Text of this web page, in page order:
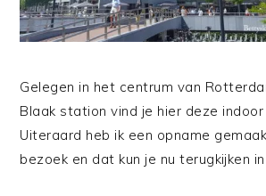
Gelegen in het centrum van
Blaak station vind je hier deze indoor
Uiteraard heb ik een opname
bezoek en dat kun je nu terugkijken